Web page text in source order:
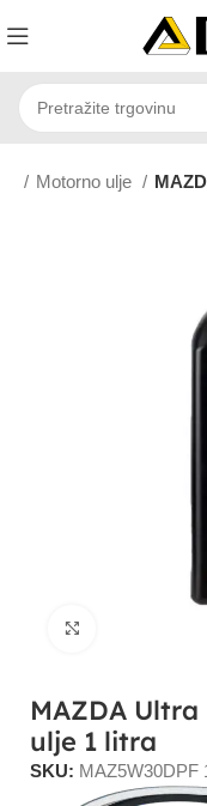
Motorno ulje
MAZDA
ulje 1 litra
SKU: MAZ5W30DPF